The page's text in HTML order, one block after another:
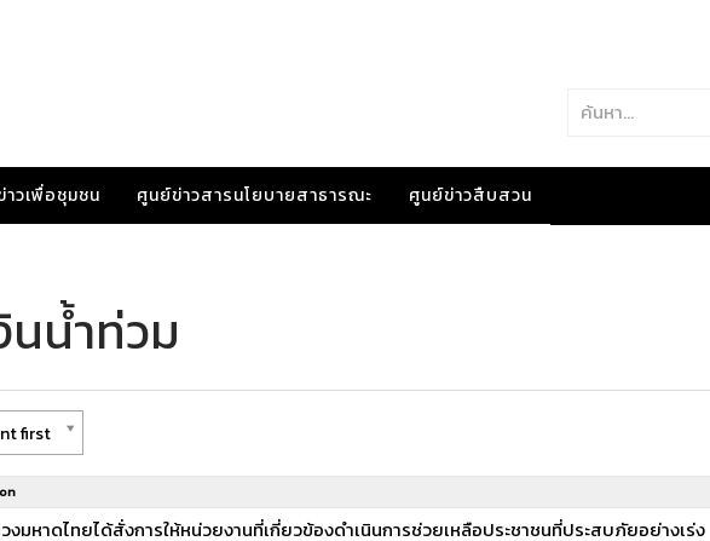
วเพื่อชุมชน ศูนย์ข่าวสารนโยบายสาธารณะ ศูนย์ข่าวสืบสวน
น้ำท่วม
first
งมหาดไทยได้สั่งการให้หน่วยงานที่เกี่ยวข้องดำเนินการช่วยเหลือประชาชนที่ประสบภัยอย่างเร่ง